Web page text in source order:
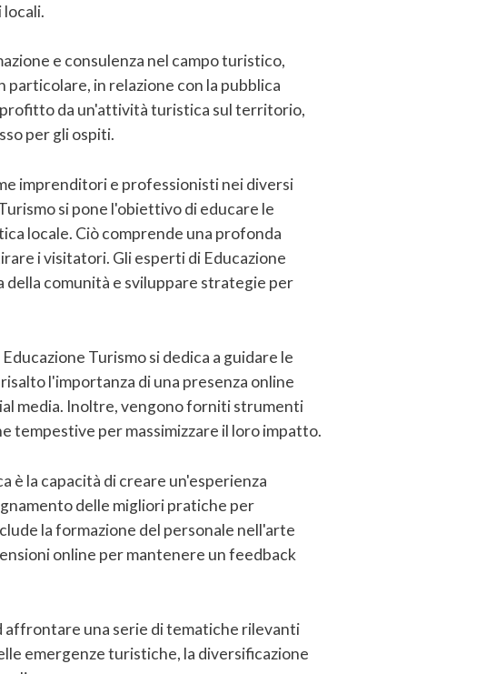
e consulenza nel campo turistico,
in relazione con la pubblica
profitto da un'attività turistica sul territorio,
per gli ospiti.
imprenditori e professionisti nei diversi
si pone l'obiettivo di educare le
locale. Ciò comprende una profonda
i visitatori. Gli esperti di Educazione
comunità e sviluppare strategie per
Turismo si dedica a guidare le
l'importanza di una presenza online
media. Inoltre, vengono forniti strumenti
tempestive per massimizzare il loro impatto.
è la capacità di creare un'esperienza
delle migliori pratiche per
la formazione del personale nell'arte
online per mantenere un feedback
affrontare una serie di tematiche rilevanti
emergenze turistiche, la diversificazione